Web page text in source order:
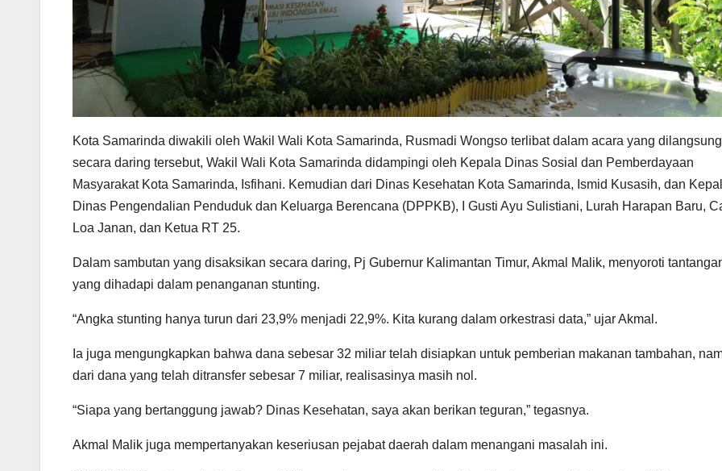
Kota Samarinda diwakili oleh Wakil Wali Kota Samarinda, Rusmadi Wongso terlibat dalam acara yang
secara daring tersebut, Wakil Wali Kota Samarinda didampingi oleh Kepala Dinas Sosial dan Pemberdayaan
Masyarakat Kota Samarinda, Isfihani. Kemudian dari Dinas Kesehatan Kota Samarinda, Ismid Kusasih, dan
Dinas Pengendalian Penduduk dan Keluarga Berencana (DPPKB), I Gusti Ayu Sulistiani, Lurah Harapan Baru,
Loa Janan, dan Ketua RT 25.
Dalam sambutan yang disaksikan secara daring, Pj Gubernur Kalimantan Timur, Akmal Malik, menyoroti
yang dihadapi dalam penanganan stunting.
“Angka stunting hanya turun dari 23,9% menjadi 22,9%. Kita kurang dalam orkestrasi data,” ujar Akmal.
Ia juga mengungkapkan bahwa dana sebesar 32 miliar telah disiapkan untuk pemberian makanan tambahan,
dari dana yang telah ditransfer sebesar 7 miliar, realisasinya masih nol.
“Siapa yang bertanggung jawab? Dinas Kesehatan, saya akan berikan teguran,” tegasnya.
Akmal Malik juga mempertanyakan keseriusan pejabat daerah dalam menangani masalah ini.